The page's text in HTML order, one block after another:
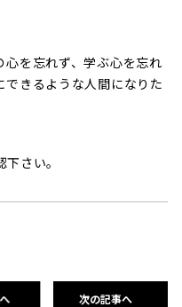
を忘れず、学ぶ心を忘れ
きるような人間になりた
さい。
次の記事へ